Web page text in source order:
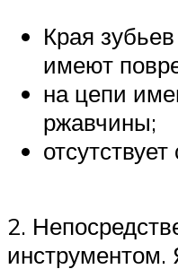
Края
имеют
на цепи
ржавчины;
2.
инструментом.